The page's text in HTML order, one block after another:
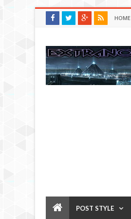
HOME
POST STYLE